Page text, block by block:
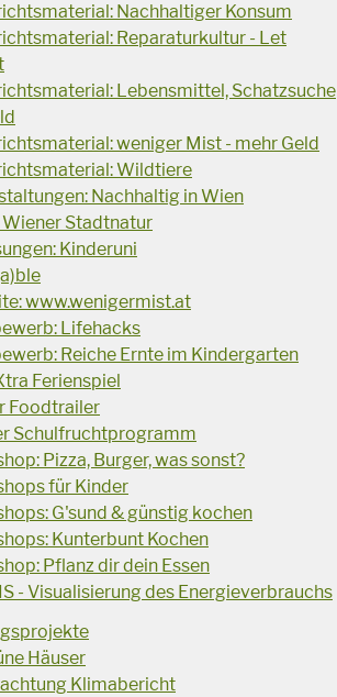
Nachhaltiger Konsum
Reparaturkultur - Let
Lebensmittel, Schatzsuche
weniger Mist - mehr Geld
Wildtiere
Nachhaltig in Wien
Stadtnatur
Kinderuni
www.wenigermist.at
Lifehacks
Reiche Ernte im Kindergarten
Ferienspiel
Foodtrailer
Schulfruchtprogramm
Pizza, Burger, was sonst?
für Kinder
G'sund & günstig kochen
Kunterbunt Kochen
Pflanz dir dein Essen
- Visualisierung des Energieverbrauchs
Häuser
Klimabericht